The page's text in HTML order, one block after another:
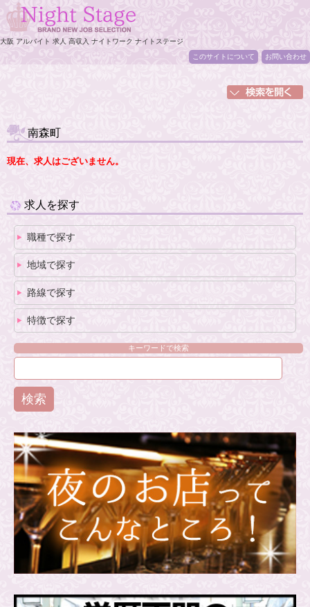
大阪 アルバイト 求人 高収入 ナイトワーク ナイトステージ
このサイトについて
お問い合わせ
南森町
現在、求人はございません。
求人を探す
職種で探す
地域で探す
路線で探す
特徴で探す
キーワードで検索